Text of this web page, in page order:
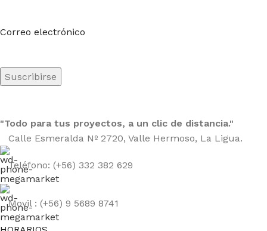
Correo electrónico
"Todo para tus proyectos, a un clic de distancia."
Calle Esmeralda Nº 2720, Valle Hermoso, La Ligua.
Teléfono: (+56) 332 382 629
Movil : (+56) 9 5689 8741